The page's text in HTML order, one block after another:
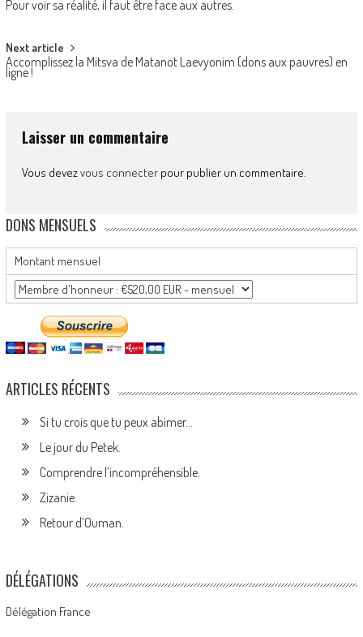
navigation
Pour voir sa réalité, il faut être face aux autres.
Next article
Accomplissez la Mitsva de Matanot Laevyonim (dons aux pauvres) en
ligne !
Laisser un commentaire
Vous devezvous connecterpour publier un commentaire.
DONS MENSUELS
Montant mensuel
ARTICLES RÉCENTS
Si tu crois que tu peux abimer…
Le jour du Petek.
Comprendre l’incompréhensible.
Zizanie.
Retour d’Ouman.
DÉLÉGATIONS
Délégation France